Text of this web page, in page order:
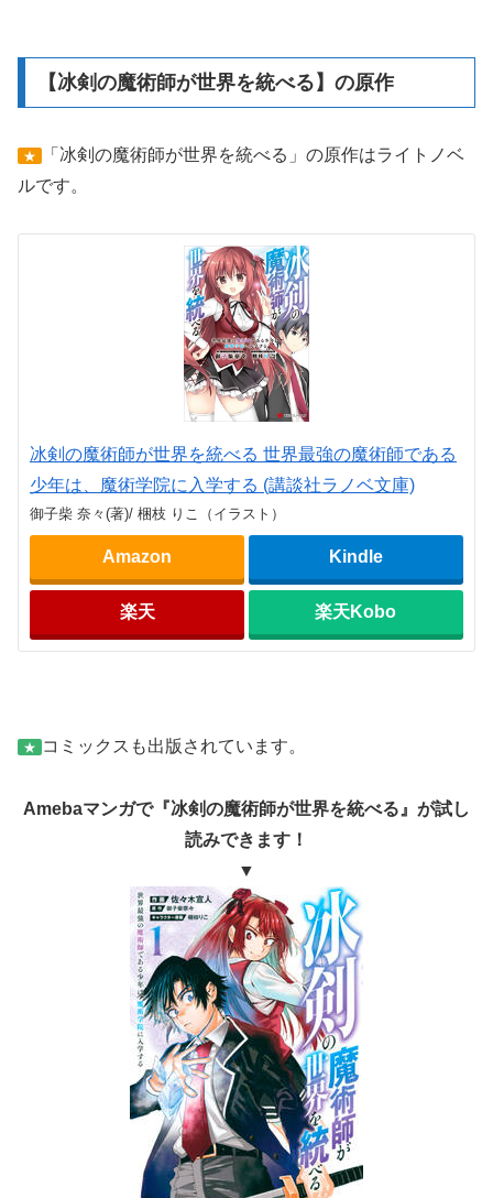
【冰剣の魔術師が世界を統べる】の原作
★
「冰剣の魔術師が世界を統べる」の原作はライトノベ
ルです。
冰剣の魔術師が世界を統べる 世界最強の魔術師である
少年は、魔術学院に入学する (講談社ラノベ文庫)
御子柴 奈々(著)/ 梱枝 りこ（イラスト）
Amazon Kindle
楽天 楽天Kobo
★ コミックスも出版されています。
Amebaマンガで『冰剣の魔術師が世界を統べる』が試し
読みできます！
▼